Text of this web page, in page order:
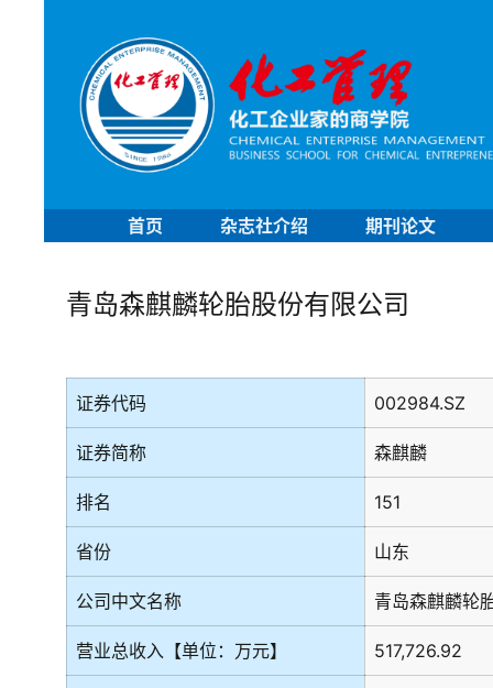
首页 杂志社介绍 期刊论文
青岛森麒麟轮胎股份有限公司
证券代码 002984.SZ
证券简称 森麒麟
排名 151
省份 山东
公司中文名称 青岛森麒麟轮
营业总收入【单位：万元】 517,726.92